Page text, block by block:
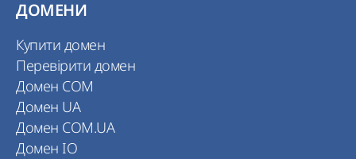
ДОМЕНИ
Купити домен
Перевірити домен
Домен COM
Домен UA
Домен COM.UA
Домен IO